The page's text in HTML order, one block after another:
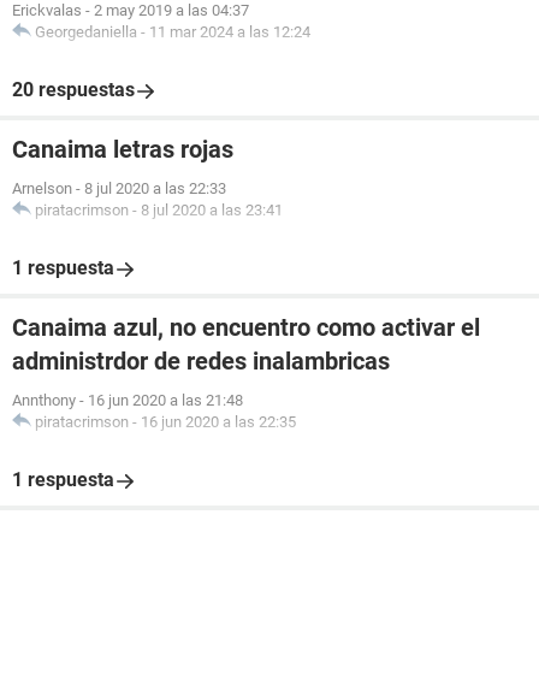
Erickvalas - 2 may 2019 a las 04:37
Georgedaniella - 11 mar 2024 a las 12:24
20 respuestas
Canaima letras rojas
Arnelson - 8 jul 2020 a las 22:33
piratacrimson - 8 jul 2020 a las 23:41
1 respuesta
Canaima azul, no encuentro como activar el
administrdor de redes inalambricas
Annthony - 16 jun 2020 a las 21:48
piratacrimson - 16 jun 2020 a las 22:35
1 respuesta